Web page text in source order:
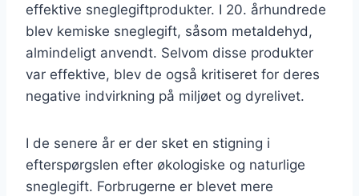
effektive sneglegiftprodukter. I 20. århundrede
blev kemiske sneglegift, såsom metaldehyd,
almindeligt anvendt. Selvom disse produkter
var effektive, blev de også kritiseret for deres
negative indvirkning på miljøet og dyrelivet.
I de senere år er der sket en stigning i
efterspørgslen efter økologiske og naturlige
sneglegift. Forbrugerne er blevet mere